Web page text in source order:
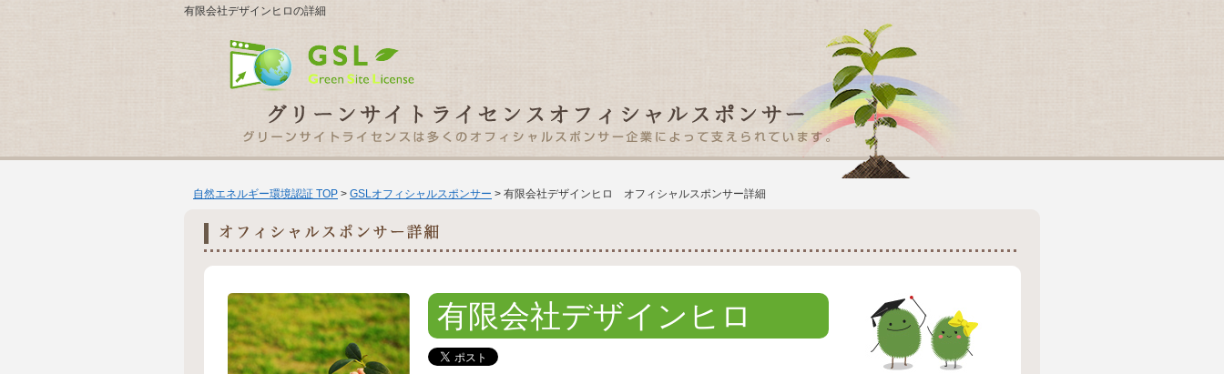
有限会社デザインヒロの詳細
自然エネルギー環境認証 TOP > GSLオフィシャルスポンサー > 有限会社デザインヒロ オフィシャルスポンサー詳細
有限会社デザインヒロ